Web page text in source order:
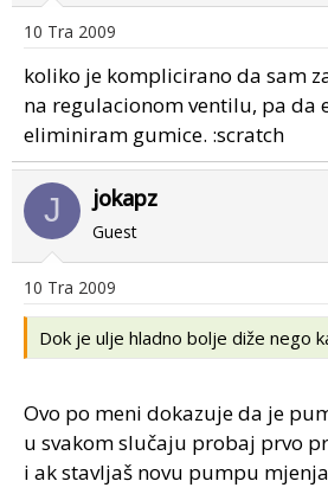
10 Tra 2009
koliko je komplicirano da sam
na regulacionom ventilu, pa da
eliminiram gumice. :scratch
J jokapz
Guest
10 Tra 2009
Dok je ulje hladno bolje diže nego
Ovo po meni dokazuje da je
u svakom slučaju probaj prvo
i ak stavljaš novu pumpu